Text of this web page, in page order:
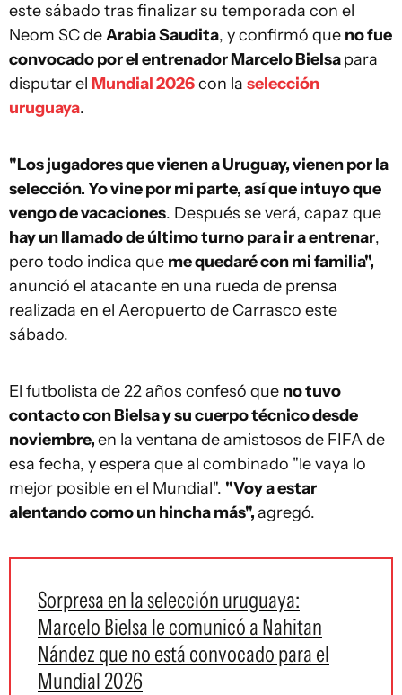
este sábado tras finalizar su temporada con el
Neom SC deArabia Saudita, y confirmó que no fue
convocado por el entrenador Marcelo Bielsapara
disputar el Mundial 2026con la selección
uruguaya.
"Los jugadores que vienen a Uruguay, vienen por la
selección. Yo vine por mi parte, así que intuyo que
vengo de vacaciones. Después se verá, capaz que
hay un llamado de último turno para ir a entrenar,
pero todo indica que me quedaré con mi familia",
anunció el atacante en una rueda de prensa
realizada en el Aeropuerto de Carrasco este
sábado.
El futbolista de 22 años confesó que no tuvo
contacto con Bielsa y su cuerpo técnico desde
noviembre,en la ventana de amistosos de FIFA de
esa fecha, y espera que al combinado "le vaya lo
mejor posible en el Mundial". "Voy a estar
alentando como un hincha más",agregó.
Sorpresa en la selección uruguaya:
Marcelo Bielsa le comunicó a Nahitan
Nández que no está convocado para el
Mundial 2026